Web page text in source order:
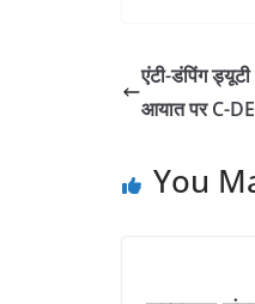
एंटी-डंपिंग
आयात पर C-
You